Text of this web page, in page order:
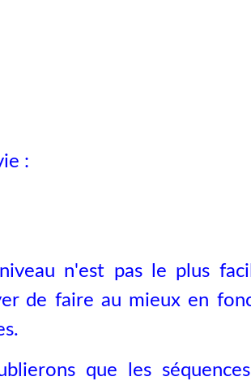
:
n'est pas le plus
de faire au mieux en
que les